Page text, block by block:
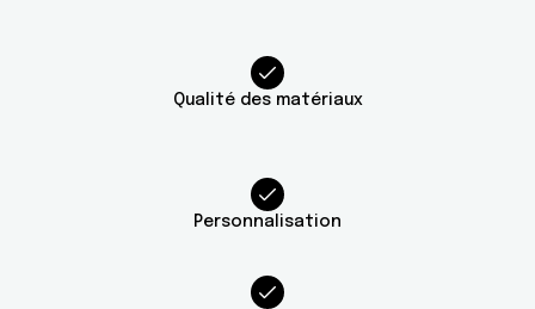
Qualité des matériaux
Personnalisation